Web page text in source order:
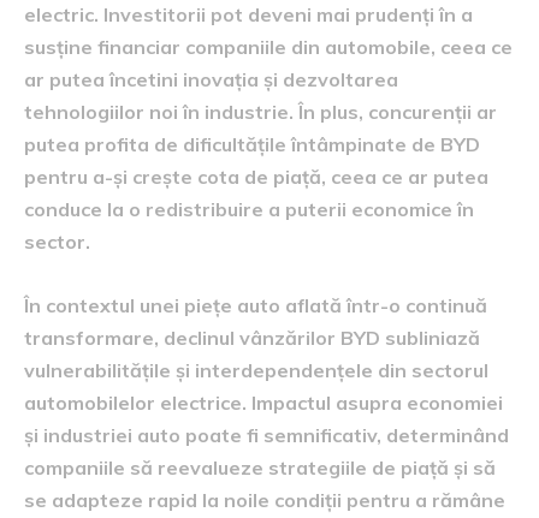
electric. Investitorii pot deveni mai prudenți în a
susține financiar companiile din automobile, ceea ce
ar putea încetini inovația și dezvoltarea
tehnologiilor noi în industrie. În plus, concurenții ar
putea profita de dificultățile întâmpinate de BYD
pentru a-și crește cota de piață, ceea ce ar putea
conduce la o redistribuire a puterii economice în
sector.
În contextul unei piețe auto aflată într-o continuă
transformare, declinul vânzărilor BYD subliniază
vulnerabilitățile și interdependențele din sectorul
automobilelor electrice. Impactul asupra economiei
și industriei auto poate fi semnificativ, determinând
companiile să reevalueze strategiile de piață și să
se adapteze rapid la noile condiții pentru a rămâne